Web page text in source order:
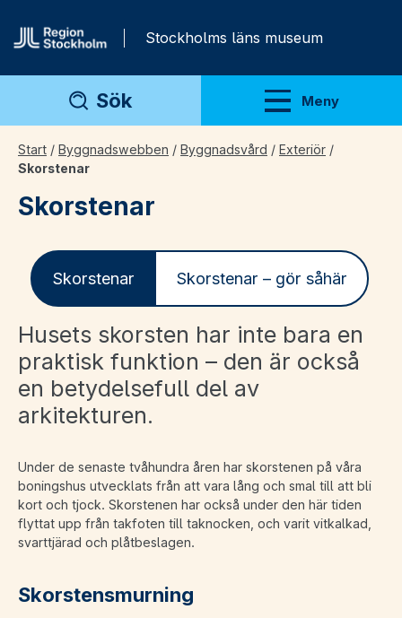
Stockholms läns museum
Sök Meny
Visa meny
Start / Byggnadswebben / Byggnadsvård / Exteriör /
Skorstenar
Skorstenar
Skorstenar Skorstenar – gör såhär
Husets skorsten har inte bara en
praktisk funktion – den är också
en betydelsefull del av
arkitekturen.
Under de senaste tvåhundra åren har skorstenen på våra
boningshus utvecklats från att vara lång och smal till att bli
kort och tjock. Skorstenen har också under den här tiden
flyttat upp från takfoten till taknocken, och varit vitkalkad,
svarttjärad och plåtbeslagen.
Skorstensmurning